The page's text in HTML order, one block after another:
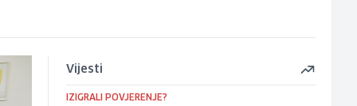
Vijesti
IZIGRALI POVJERENJE?